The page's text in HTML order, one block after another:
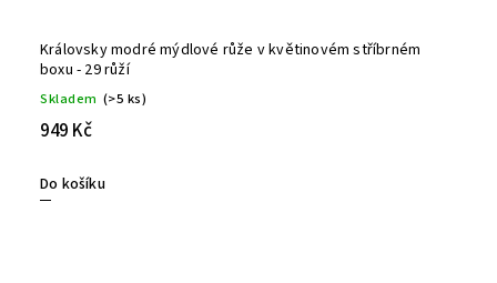
Královsky modré mýdlové růže v květinovém stříbrném
boxu - 29 růží
Skladem (>5 ks)
949 Kč
Do košíku